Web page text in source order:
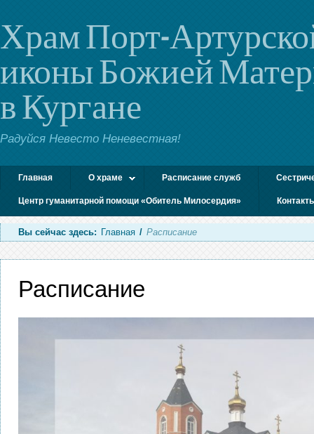
Храм Порт-
иконы Божией
в Кургане
Радуйся Невесто Неневестная!
Главная О храме Расписание служб
Центр гуманитарной помощи «Обитель Милосердия»
Вы сейчас здесь: Главная / Расписание
Расписание